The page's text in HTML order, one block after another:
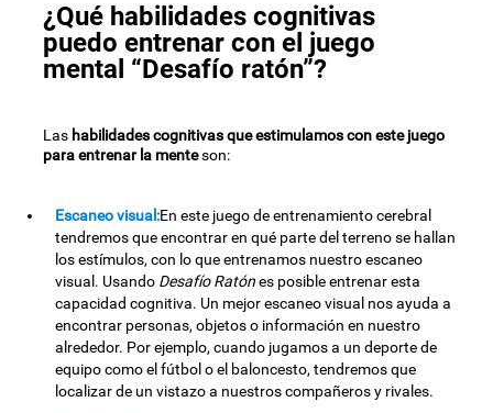
¿Qué habilidades cognitivas
puedo entrenar con el juego
mental “Desafío ratón”?
Las habilidades cognitivas que estimulamos con este juego
para entrenar la menteson:
Escaneo visual:En este juego de entrenamiento cerebral
tendremos que encontrar en qué parte del terreno se hallan
los estímulos, con lo que entrenamos nuestro escaneo
visual. Usando Desafío Ratónes posible entrenar esta
capacidad cognitiva. Un mejor escaneo visual nos ayuda a
encontrar personas, objetos o información en nuestro
alrededor. Por ejemplo, cuando jugamos a un deporte de
equipo como el fútbol o el baloncesto, tendremos que
localizar de un vistazo a nuestros compañeros y rivales.